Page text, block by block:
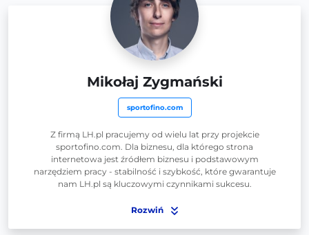
Mikołaj Zygmański
sportofino.com
Z firmą LH.pl pracujemy od wielu lat przy projekcie
sportofino.com. Dla biznesu, dla którego strona
internetowa jest źródłem biznesu i podstawowym
narzędziem pracy - stabilność i szybkość, które gwarantuje
nam LH.pl są kluczowymi czynnikami sukcesu.
Rozwiń